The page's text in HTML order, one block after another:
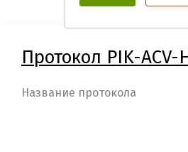
Протокол PIK-ACV-
Название протокола